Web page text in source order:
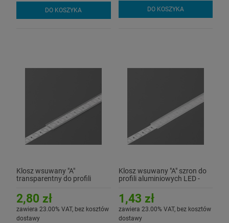
DO KOSZYKA DO KOSZYKA
Klosz wsuwany "A"
transparentny do profili
2,80 zł
zawiera 23.00% VAT, bez kosztów
dostawy
Klosz wsuwany "A" szron do
profili aluminiowych LED -
1,43 zł
zawiera 23.00% VAT, bez kosztów
dostawy